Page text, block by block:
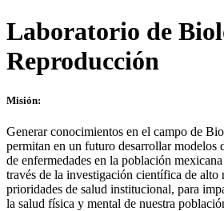
Laboratorio de
Reproducción
Misión:
Generar conocimientos en el campo de
permitan en un futuro desarrollar modelos
de enfermedades en la población
través de la investigación científica de alto
prioridades de salud institucional, para
la salud física y mental de nuestra